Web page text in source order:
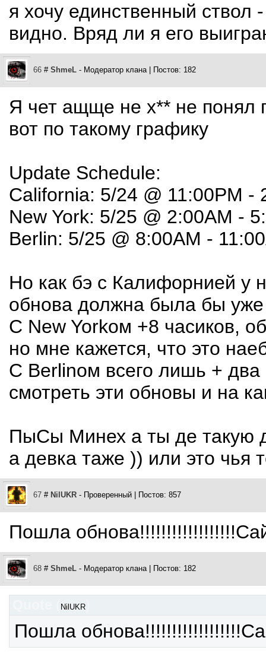
я хочу единственный
видно. Вряд ли я его
66 # ShmeL - Модератор клана | Постов: 182
Я чет ащще не х** не понял
вот по такому графику
Update Schedule:
California: 5/24 @ 11:00PM -
New York: 5/25 @ 2:00AM -
Berlin: 5/25 @ 8:00AM -
Но как бэ с Калифорнией у
обнова должна была бы уже
С New Yorkом +8 часиков,
но мне кажется, что это
С Berlinом всего лишь + два
смотреть эти обновы и на
ПыСы Минех а ты де такую
а девка таже )) или это чья
67 # NilUKR - Проверенный | Постов: 857
Пошла
68 # ShmeL - Модератор клана | Постов: 182
NilUKR
Пошла